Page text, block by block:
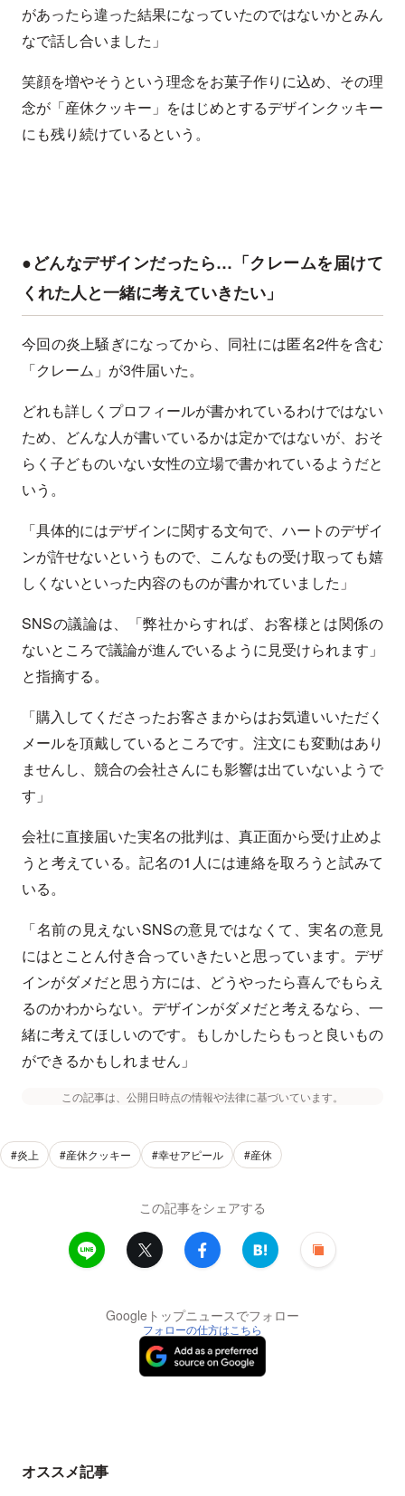
があったら違った結果になっていたのではないかとみん
なで話し合いました」
笑顔を増やそうという理念をお菓子作りに込め、その理
念が「産休クッキー」をはじめとするデザインクッキー
にも残り続けているという。
●どんなデザインだったら…「クレームを届けて
くれた人と一緒に考えていきたい」
今回の炎上騒ぎになってから、同社には匿名2件を含む
「クレーム」が3件届いた。
どれも詳しくプロフィールが書かれているわけではない
ため、どんな人が書いているかは定かではないが、おそ
らく子どものいない女性の立場で書かれているようだと
いう。
「具体的にはデザインに関する文句で、ハートのデザイ
ンが許せないというもので、こんなもの受け取っても嬉
しくないといった内容のものが書かれていました」
SNSの議論は、「弊社からすれば、お客様とは関係の
ないところで議論が進んでいるように見受けられます」
と指摘する。
「購入してくださったお客さまからはお気遣いいただく
メールを頂戴しているところです。注文にも変動はあり
ませんし、競合の会社さんにも影響は出ていないようで
す」
会社に直接届いた実名の批判は、真正面から受け止めよ
うと考えている。記名の1人には連絡を取ろうと試みて
いる。
「名前の見えないSNSの意見ではなくて、実名の意見
にはとことん付き合っていきたいと思っています。デザ
インがダメだと思う方には、どうやったら喜んでもらえ
るのかわからない。デザインがダメだと考えるなら、一
緒に考えてほしいのです。もしかしたらもっと良いもの
ができるかもしれません」
この記事は、公開日時点の情報や法律に基づいています。
#炎上 #産休クッキー #幸せアピール #産休
この記事をシェアする
Googleトップニュースでフォロー
フォローの仕方はこちら
オススメ記事